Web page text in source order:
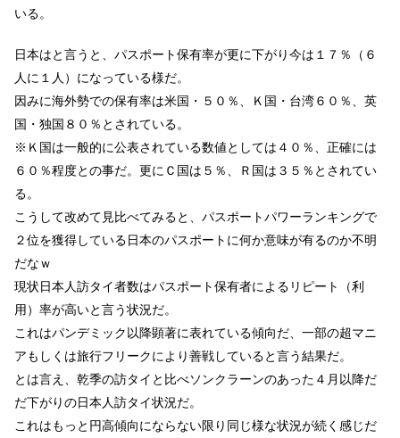
いる。
日本はと言うと、パスポート保有率が更に下がり今は１７％（６
人に１人）になっている様だ。
因みに海外勢での保有率は米国・５０％、Ｋ国・台湾６０％、英
国・独国８０％とされている。
※Ｋ国は一般的に公表されている数値としては４０％、正確には
６０％程度との事だ。 更にＣ国は５％、Ｒ国は３５％とされてい
る。
こうして改めて見比べてみると、パスポートパワーランキングで
２位を獲得している日本のパスポートに何か意味が有るのか不明
だなｗ
現状日本人訪タイ者数はパスポート保有者によるリピート（利
用）率が高いと言う状況だ。
これはパンデミック以降顕著に表れている傾向だ、一部の超マニ
アもしくは旅行フリークにより善戦していると言う結果だ。
とは言え、乾季の訪タイと比べソンクラーンのあった４月以降だ
だ下がりの日本人訪タイ状況だ。
これはもっと円高傾向にならない限り同じ様な状況が続く感じだ